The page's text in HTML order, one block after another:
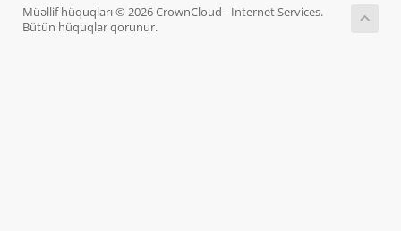
Müəllif hüquqları © 2026 CrownCloud - Internet Services.
Bütün hüquqlar qorunur.